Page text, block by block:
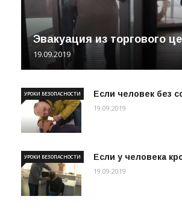
Эвакуация из торгового
19.09.2019
Если человек без
УРОКИ БЕЗОПАСНОСТИ
19.09.2019
Если у человека
УРОКИ БЕЗОПАСНОСТИ
19.09.2019